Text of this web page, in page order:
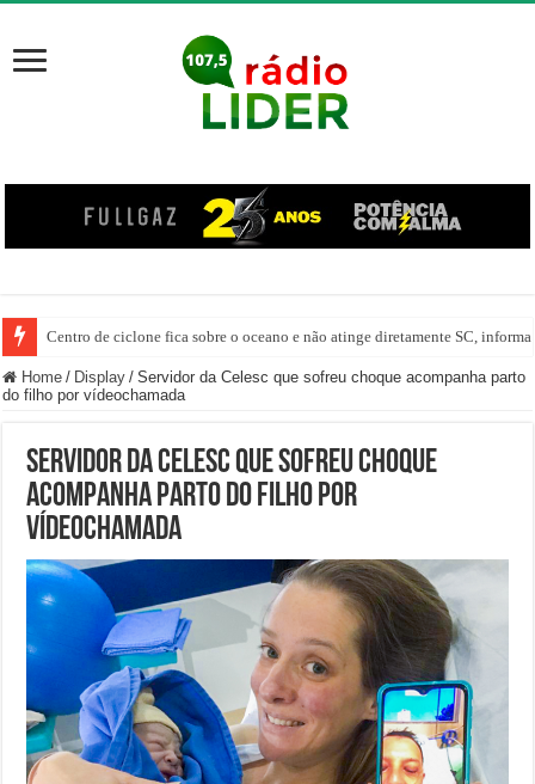
Centro de ciclone fica sobre o oceano e não atinge diretamente SC,
Carro despenca no Rio do Tigre após saída de pista em Joaçaba
Home / Display / Servidor da Celesc que sofreu choque acompanha parto
do filho por vídeochamada
Servidor da Celesc que sofreu choque
acompanha parto do filho por
vídeochamada